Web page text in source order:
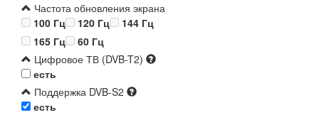
Частота обновления экрана
100 Гц
120 Гц
144 Гц
165 Гц
60 Гц
Цифровое ТВ (DVB-T2)
есть
Поддержка DVB-S2
есть